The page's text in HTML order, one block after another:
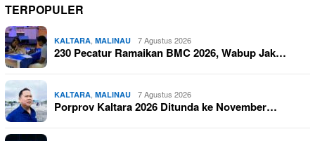
TERPOPULER
KALTARA MALINAU 7 Agustus 2026
230 Pecatur Ramaikan BMC 2026, Wabup Jak…
KALTARA MALINAU 7 Agustus 2026
Porprov Kaltara 2026 Ditunda ke November…